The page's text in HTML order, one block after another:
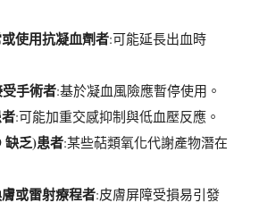
使用抗凝血劑者:可能延長出血時
手術者:基於凝血風險應暫停使用。
:可能加重交感抑制與低血壓反應。
缺乏)患者:某些萜類氧化代謝產物潛在
或雷射療程者:皮膚屏障受損易引發